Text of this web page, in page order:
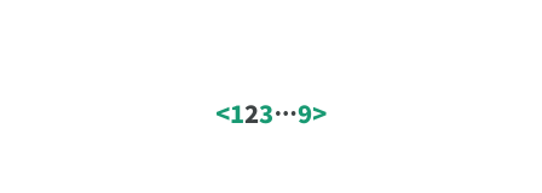
上級者
<123…9>